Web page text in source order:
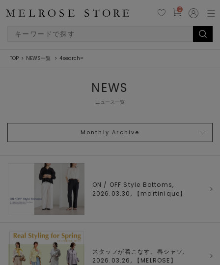
0
TOP NEWS一覧 4search=
NEWS
ニュース一覧
Monthly Archive
ON / OFF Style Bottoms,
2026.03.30, 【 martinique】
スタッフが着こなす、春シャツ,
2026.03.26, 【 MELROSE 】